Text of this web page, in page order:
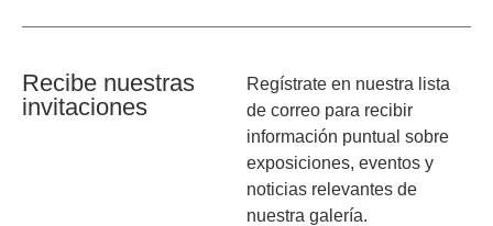
Recibe nuestras
invitaciones
Regístrate en nuestra lista
de correo para recibir
información puntual sobre
exposiciones, eventos y
noticias relevantes de
nuestra galería.